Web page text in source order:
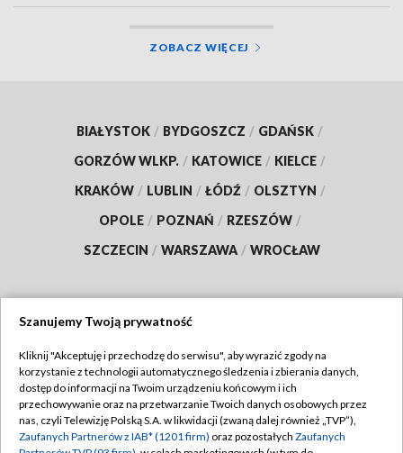
ZOBACZ WIĘCEJ
BIAŁYSTOK / BYDGOSZCZ / GDAŃSK /
GORZÓW WLKP. / KATOWICE / KIELCE /
KRAKÓW / LUBLIN / ŁÓDŹ / OLSZTYN /
OPOLE / POZNAŃ / RZESZÓW /
SZCZECIN / WARSZAWA / WROCŁAW
TVP
Abonament TVP
Emisja w TVP
Regulamin TVP
Polityka prywatności
Szanujemy Twoją prywatność
Kliknij "Akceptuję i przechodzę do serwisu", aby wyrazić zgody na
korzystanie z technologii automatycznego śledzenia i zbierania danych,
dostęp do informacji na Twoim urządzeniu końcowym i ich
przechowywanie oraz na przetwarzanie Twoich danych osobowych przez
nas, czyli Telewizję Polską S.A. w likwidacji (zwaną dalej również „TVP”),
Zaufanych Partnerów z IAB* (1201 firm) oraz pozostałych Zaufanych